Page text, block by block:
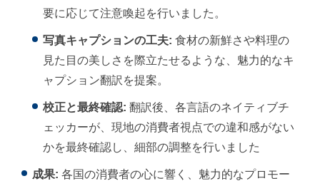
要に応じて注意喚起を行いました。
写真キャプションの工夫: 食材の新鮮さや料理の
見た目の美しさを際立たせるような、魅力的なキ
ャプション翻訳を提案。
校正と最終確認: 翻訳後、各言語のネイティブチ
ェッカーが、現地の消費者視点での違和感がない
かを最終確認し、細部の調整を行いました
成果: 各国の消費者の心に響く、魅力的なプロモー